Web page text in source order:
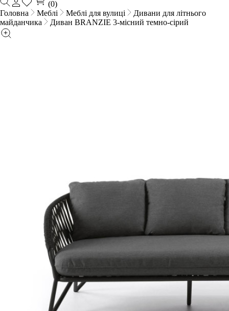
(0)
Головна
Меблі Меблі для вулиці
Дивани для літнього
майданчика
Диван BRANZIE 3-місний темно-сірий